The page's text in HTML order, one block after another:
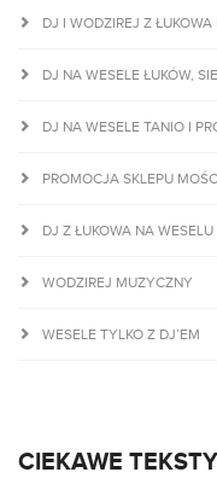
DJ I WODZIREJ Z ŁUKOWA
DJ NA WESELE ŁUKÓW,
DJ NA WESELE TANIO I
PROMOCJA SKLEPU
DJ Z ŁUKOWA NA
WODZIREJ MUZYCZNY
WESELE TYLKO Z DJ’EM
CIEKAWE TEKSTY